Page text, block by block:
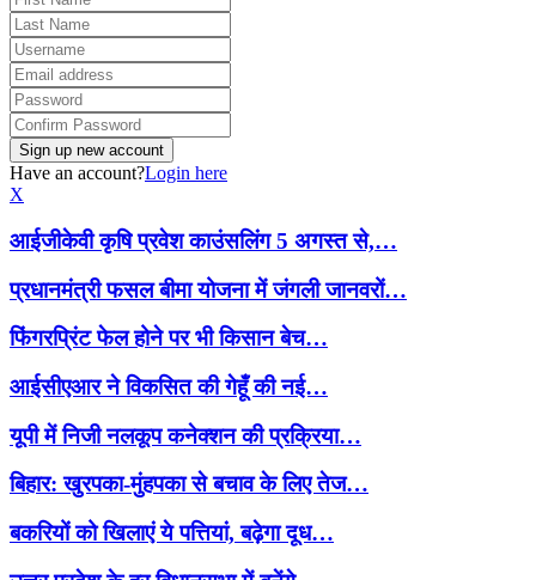
Have an account?Login here
X
आईजीकेवी कृषि प्रवेश काउंसलिंग 5 अगस्त से,…
प्रधानमंत्री फसल बीमा योजना में जंगली जानवरों…
फिंगरप्रिंट फेल होने पर भी किसान बेच…
आईसीएआर ने विकसित की गेहूँ की नई…
यूपी में निजी नलकूप कनेक्शन की प्रक्रिया…
बिहार: खुरपका-मुंहपका से बचाव के लिए तेज…
बकरियों को खिलाएं ये पत्तियां, बढ़ेगा दूध…